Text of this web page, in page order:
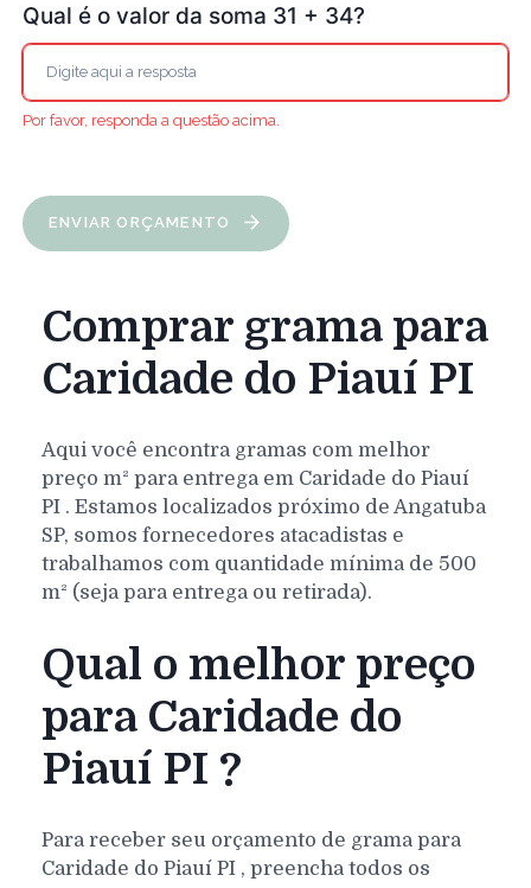
Qual é o valor da soma 31 + 34?
Por favor, responda a questão acima.
ENVIAR ORÇAMENTO
Comprar grama para
Caridade do Piauí PI
Aqui você encontra gramas com melhor
preço m² para entrega em Caridade do Piauí
PI . Estamos localizados próximo de Angatuba
SP, somos fornecedores atacadistas e
trabalhamos com quantidade mínima de 500
m² (seja para entrega ou retirada).
Qual o melhor preço
para Caridade do
Piauí PI ?
Para receber seu orçamento de grama para
Caridade do Piauí PI , preencha todos os